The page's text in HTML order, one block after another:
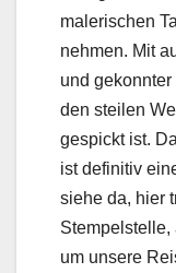
malerischen
nehmen. Mit
und
den steilen
gespickt ist.
ist definitiv
siehe da, hier
Stempelstelle,
um unsere